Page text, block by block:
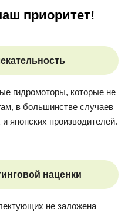
приоритет!
гидромоторы, которые не
в большинстве случаев
японских производителей.
наценки
не заложена